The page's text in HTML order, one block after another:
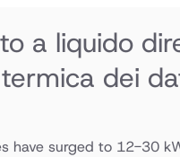
a liquido
dei
have surged to 12-30